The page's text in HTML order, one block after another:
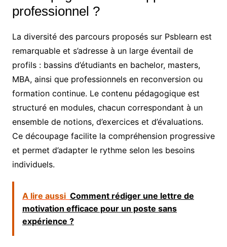
professionnel ?
La diversité des parcours proposés sur Psblearn est
remarquable et s’adresse à un large éventail de
profils : bassins d’étudiants en bachelor, masters,
MBA, ainsi que professionnels en reconversion ou
formation continue. Le contenu pédagogique est
structuré en modules, chacun correspondant à un
ensemble de notions, d’exercices et d’évaluations.
Ce découpage facilite la compréhension progressive
et permet d’adapter le rythme selon les besoins
individuels.
A lire aussi Comment rédiger une lettre de
motivation efficace pour un poste sans
expérience ?